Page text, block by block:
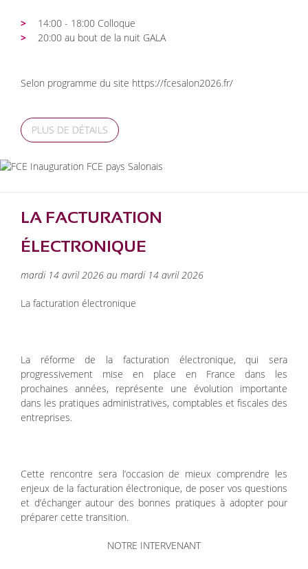
14:00 - 18:00 Colloque
20:00 au bout de la nuit GALA
Selon programme du site https://fcesalon2026.fr/
PLUS DE DÉTAILS
LA FACTURATION
ÉLECTRONIQUE
mardi 14 avril 2026 au mardi 14 avril 2026
La facturation électronique
La réforme de la facturation électronique, qui sera
progressivement mise en place en France dans les
prochaines années, représente une évolution importante
dans les pratiques administratives, comptables et fiscales des
entreprises.
Cette rencontre sera l’occasion de mieux comprendre les
enjeux de la facturation électronique, de poser vos questions
et d’échanger autour des bonnes pratiques à adopter pour
préparer cette transition.
NOTRE INTERVENANT